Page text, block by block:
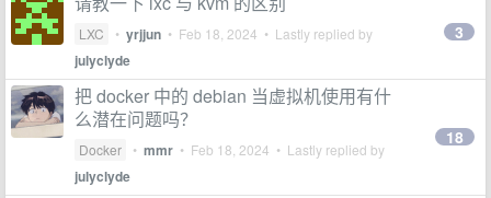
LXC • yrjjun • Feb 18, 2024 • Lastly replied by
julyclyde
3
把 docker 中的 debian 当虚拟机使用有什
么潜在问题吗？
Docker • mmr • Feb 18, 2024 • Lastly replied by
julyclyde
18